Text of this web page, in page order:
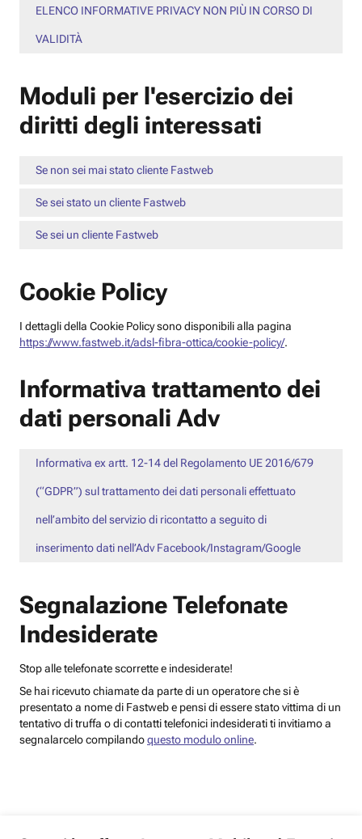
ELENCO INFORMATIVE PRIVACY NON PIÙ IN CORSO DI
VALIDITÀ
Moduli per l'esercizio dei
diritti degli interessati
Se non sei mai stato cliente Fastweb
Se sei stato un cliente Fastweb
Se sei un cliente Fastweb
Cookie Policy
I dettagli della Cookie Policy sono disponibili alla pagina
https://www.fastweb.it/adsl-fibra-ottica/cookie-policy/.
Informativa trattamento dei
dati personali Adv
Informativa ex artt. 12-14 del Regolamento UE 2016/679
(“GDPR”) sul trattamento dei dati personali effettuato
nell’ambito del servizio di ricontatto a seguito di
inserimento dati nell’Adv Facebook/Instagram/Google
Segnalazione Telefonate
Indesiderate
Stop alle telefonate scorrette e indesiderate!
Se hai ricevuto chiamate da parte di un operatore che si è
presentato a nome di Fastweb e pensi di essere stato vittima di un
tentativo di truffa o di contatti telefonici indesiderati ti invitiamo a
segnalarcelo compilandoquesto modulo online.